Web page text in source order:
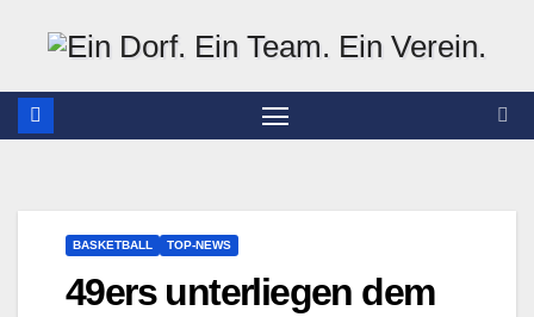
springen
BASKETBALL TOP-NEWS
49ers unterliegen dem